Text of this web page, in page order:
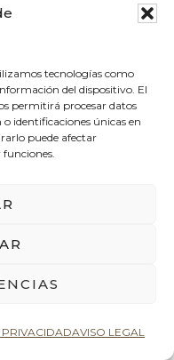
tecnologías como
del dispositivo. El
permitirá procesar datos
identificaciones únicas en
puede afectar
AVISO LEGAL
,Dormitorio,
,Tendencias
,decoración
,
Nogaroa